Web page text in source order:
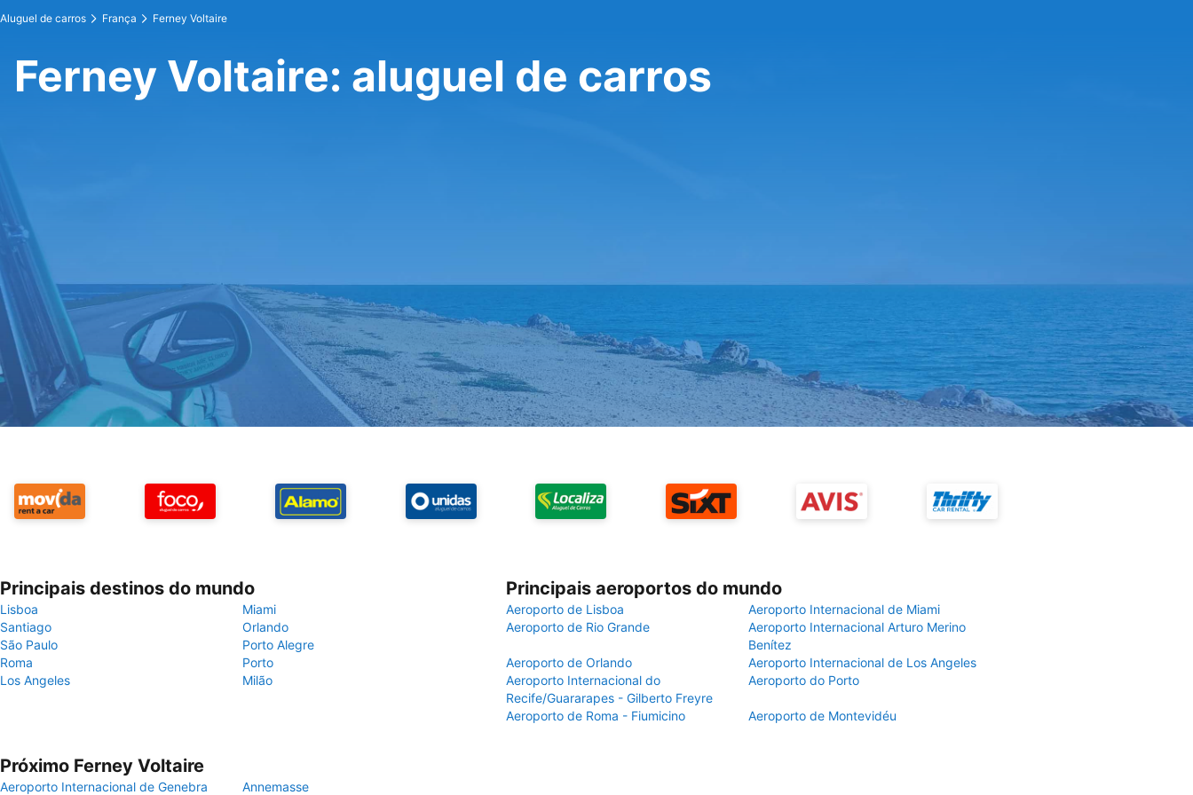
Aluguel de carros França Ferney Voltaire
Ferney Voltaire: aluguel de carros
Principais destinos do mundo
Lisboa
Miami
Santiago
Orlando
São Paulo
Porto Alegre
Roma
Porto
Los Angeles
Milão
Principais aeroportos do mundo
Aeroporto de Lisboa
Aeroporto Internacional de Miami
Aeroporto de Rio Grande
Aeroporto Internacional Arturo Merino
Benítez
Aeroporto de Orlando
Aeroporto Internacional de Los Angeles
Aeroporto Internacional do
Recife/Guararapes - Gilberto Freyre
Aeroporto do Porto
Aeroporto de Roma - Fiumicino Aeroporto de Montevidéu
Próximo Ferney Voltaire
Aeroporto Internacional de Genebra Annemasse